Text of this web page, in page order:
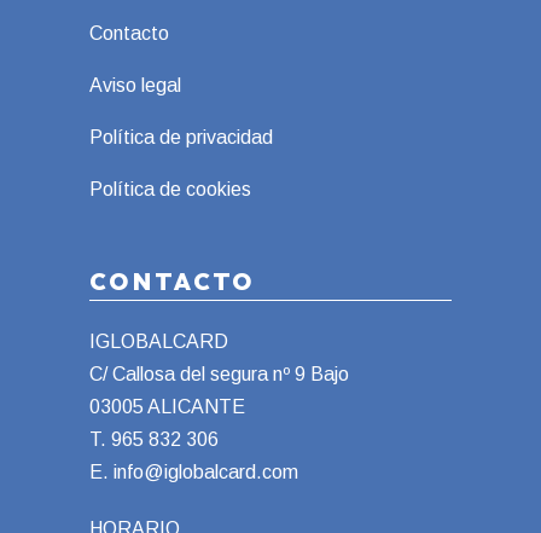
Contacto
Aviso legal
Política de privacidad
Política de cookies
CONTACTO
IGLOBALCARD
C/ Callosa del segura nº 9 Bajo
03005 ALICANTE
T. 965 832 306
E. info@iglobalcard.com
HORARIO